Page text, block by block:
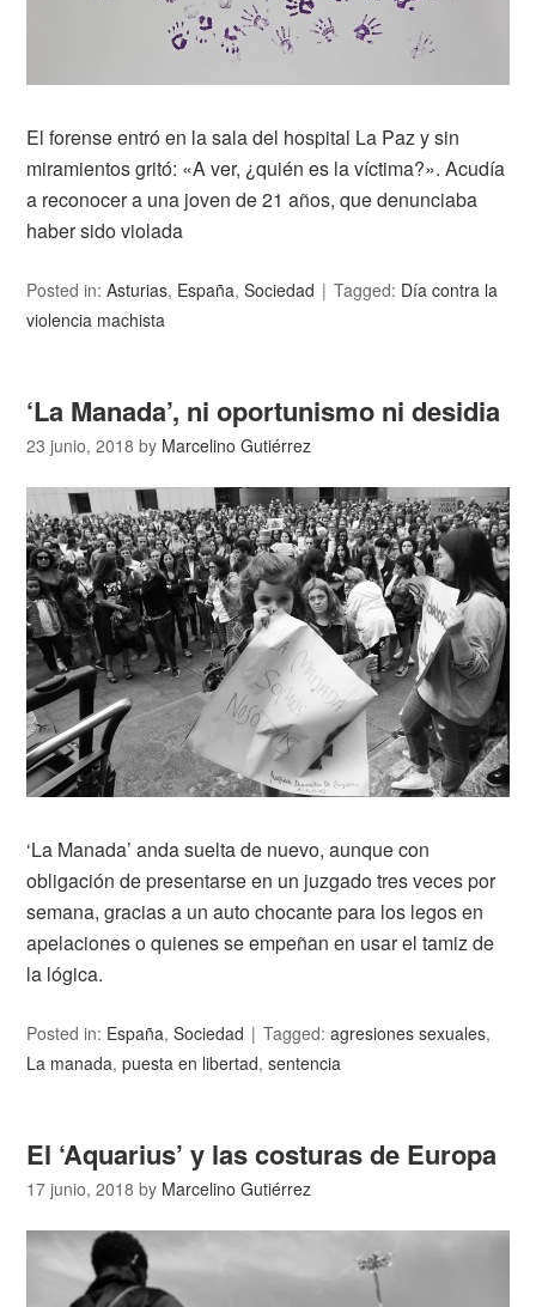
El forense entró en la sala del hospital La Paz y sin
miramientos gritó: «A ver, ¿quién es la víctima?». Acudía
a reconocer a una joven de 21 años, que denunciaba
haber sido violada
Posted in:Asturias, España,Sociedad Tagged: Día contra la
violencia machista
‘La Manada’, ni oportunismo ni desidia
23 junio, 2018 by Marcelino Gutiérrez
‘La Manada’ anda suelta de nuevo, aunque con
obligación de presentarse en un juzgado tres veces por
semana, gracias a un auto chocante para los legos en
apelaciones o quienes se empeñan en usar el tamiz de
la lógica.
Posted in: España,Sociedad Tagged:agresiones sexuales,
La manada,puesta en libertad,sentencia
El ‘Aquarius’ y las costuras de Europa
17 junio, 2018 by Marcelino Gutiérrez